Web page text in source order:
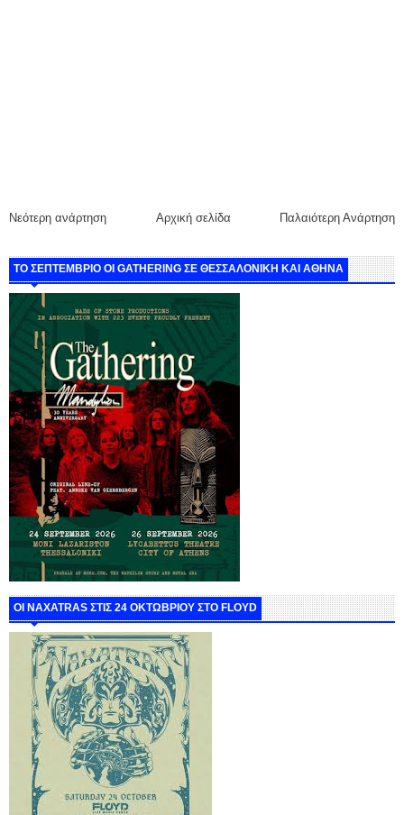
Νεότερη ανάρτηση Παλαιότερη Ανάρτηση
Αρχική σελίδα
ΤΟ ΣΕΠΤΕΜΒΡΙΟ ΟΙ GATHERING ΣΕ ΘΕΣΣΑΛΟΝΙΚΗ ΚΑΙ ΑΘΗΝΑ
ΟΙ NAXATRAS ΣΤΙΣ 24 ΟΚΤΩΒΡΙΟΥ ΣΤΟ FLOYD